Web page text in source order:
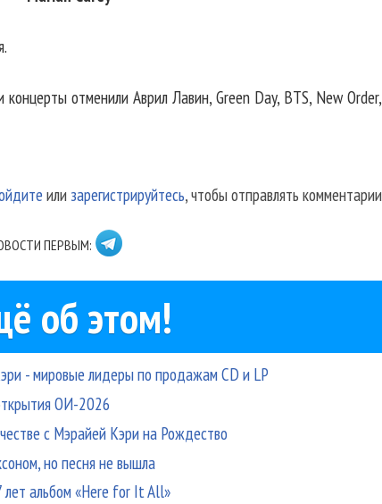
отменили Аврил Лавин, Green Day, BTS, New Order,
или зарегистрируйтесь, чтобы отправлять комментарии
ПЕРВЫМ:
об этом!
- мировые лидеры по продажам CD и LP
ОИ-2026
с Мэрайей Кэри на Рождество
но песня не вышла
лет альбом «Here for It All»